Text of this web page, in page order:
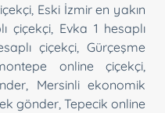
Eski İzmir en yakın
çiçekçi, Evka 1 hesaplı
çiçekçi
Gürçeşme
online çiçekçi
Mersinli ekonomik
gönder Tepecik online